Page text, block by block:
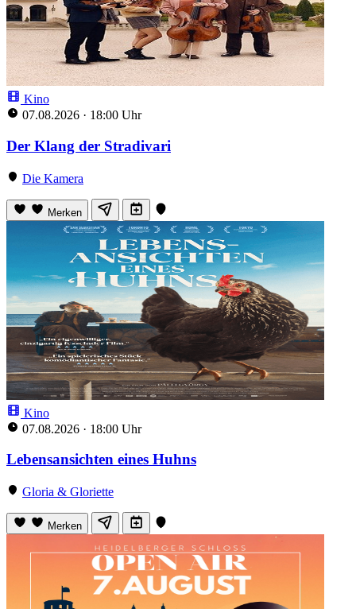
Kino
07.08.2026 · 18:00 Uhr
Der Klang der Stradivari
Die Kamera
Merken
Kino
07.08.2026 · 18:00 Uhr
Lebensansichten eines Huhns
Gloria & Gloriette
Merken